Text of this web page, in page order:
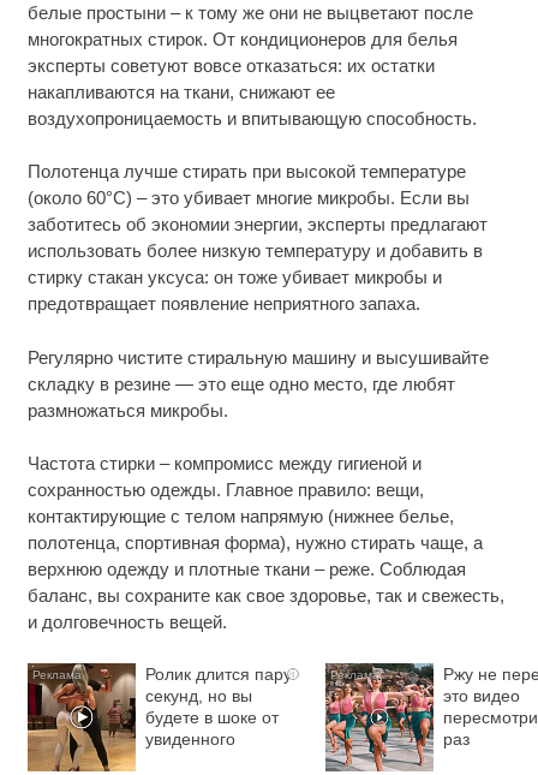
белые простыни – к тому же они не выцветают после
многократных стирок. От кондиционеров для белья
эксперты советуют вовсе отказаться: их остатки
накапливаются на ткани, снижают ее
воздухопроницаемость и впитывающую способность.
Полотенца лучше стирать при высокой температуре
(около 60°C) – это убивает многие микробы. Если вы
заботитесь об экономии энергии, эксперты предлагают
использовать более низкую температуру и добавить в
стирку стакан уксуса: он тоже убивает микробы и
предотвращает появление неприятного запаха.
Регулярно чистите стиральную машину и высушивайте
складку в резине — это еще одно место, где любят
размножаться микробы.
Частота стирки – компромисс между гигиеной и
сохранностью одежды. Главное правило: вещи,
контактирующие с телом напрямую (нижнее белье,
полотенца, спортивная форма), нужно стирать чаще, а
верхнюю одежду и плотные ткани – реже. Соблюдая
баланс, вы сохраните как свое здоровье, так и свежесть,
и долговечность вещей.
i
Ролик длится пару
секунд, но вы
будете в шоке от
увиденного
Ржу не
это видео
раз